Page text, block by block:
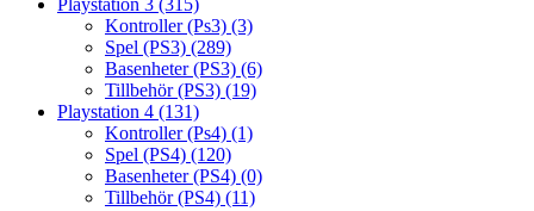
Playstation 3 (315)
Kontroller (Ps3) (3)
Spel (PS3) (289)
Basenheter (PS3) (6)
Tillbehör (PS3) (19)
Playstation 4 (131)
Kontroller (Ps4) (1)
Spel (PS4) (120)
Basenheter (PS4) (0)
Tillbehör (PS4) (11)